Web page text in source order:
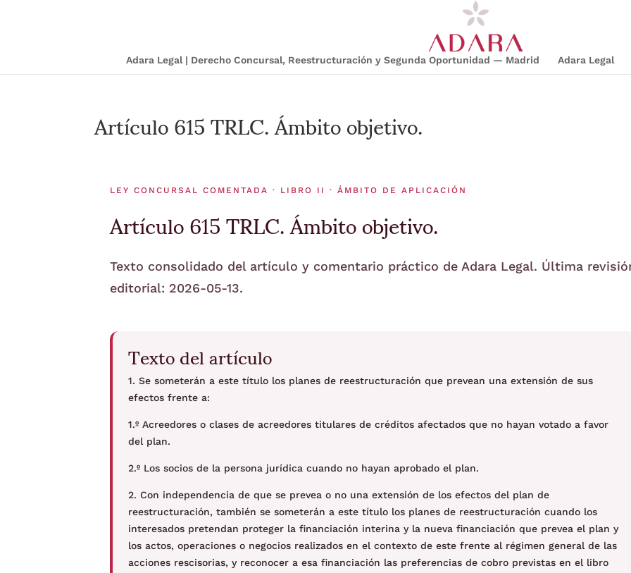
Adara Legal | Derecho Concursal, Reestructuración y Segunda Oportunidad — Madrid Adara Legal
Artículo 615 TRLC. Ámbito objetivo.
LEY CONCURSAL COMENTADA · LIBRO II · ÁMBITO DE APLICACIÓN
Artículo 615 TRLC. Ámbito objetivo.
Texto consolidado del artículo y comentario práctico de Adara Legal. Última
editorial: 2026-05-13.
Texto del artículo
1. Se someterán a este título los planes de reestructuración que prevean una extensión de sus
efectos frente a:
1.º Acreedores o clases de acreedores titulares de créditos afectados que no hayan votado a favor
del plan.
2.º Los socios de la persona jurídica cuando no hayan aprobado el plan.
2. Con independencia de que se prevea o no una extensión de los efectos del plan de
reestructuración, también se someterán a este título los planes de reestructuración cuando los
interesados pretendan proteger la financiación interina y la nueva financiación que prevea el plan y
los actos, operaciones o negocios realizados en el contexto de este frente al régimen general de las
acciones rescisorias, y reconocer a esa financiación las preferencias de cobro previstas en el libro